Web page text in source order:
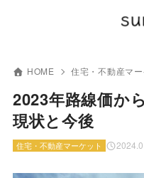
HOME 住宅・不動産マー
2023年路線価か
現状と今後
住宅・不動産マーケット